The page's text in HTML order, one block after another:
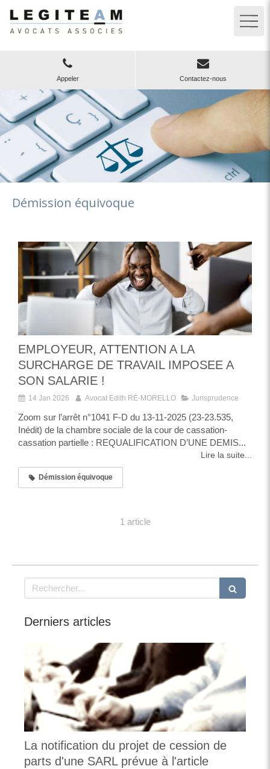
Appeler Contactez-nous
Démission équivoque
EMPLOYEUR, ATTENTION A LA
SURCHARGE DE TRAVAIL IMPOSEE A
SON SALARIE !
14 Jan 2026 Avocat Edith RÉ-MORELLO Jurisprudence
Zoom sur l’arrêt n°1041 F-D du 13-11-2025 (23-23.535,
Inédit) de la chambre sociale de la cour de cassation-
cassation partielle : REQUALIFICATION D’UNE DEMIS...
Lire la suite...
Démission équivoque
1 article
Rechercher
Derniers articles
La notification du projet de cession de
parts d'une SARL prévue à l'article